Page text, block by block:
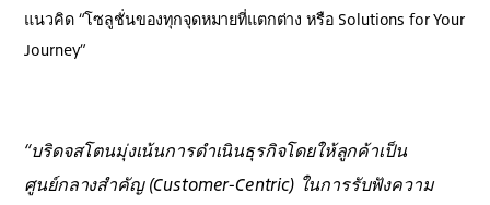
แนวคิด “โซลูชั่นของทุกจุดหมายที่แตกต่าง หรือ Solutions for Your
Journey”
“บริดจสโตนมุ่งเน้นการดำเนินธุรกิจโดยให้ลูกค้าเป็น
ศูนย์กลางสำคัญ (Customer-Centric) ในการรับฟังความ